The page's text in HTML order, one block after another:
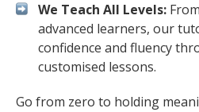
We Teach All Levels:
advanced learners, our
confidence and fluency
customised lessons.
Go from zero to holding